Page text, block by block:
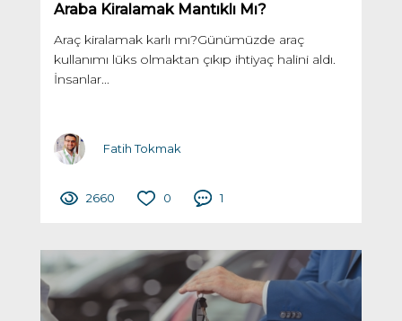
Araba Kiralamak Mantıklı Mı?
Araç kiralamak karlı mı?Günümüzde araç
kullanımı lüks olmaktan çıkıp ihtiyaç halini aldı.
İnsanlar...
Fatih Tokmak
2660 0 1